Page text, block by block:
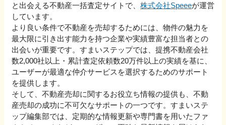
と出会える不動産一括査定サイトで、 株式会社Speeeが運営
しています。
より良い条件で不動産を売却するためには、物件の魅力を
最大限に引き出す能力を持つ企業や実績豊富な担当者との
出会いが重要です。すまいステップでは、提携不動産会社
数2,000社以上・累計査定依頼数20万件以上の実績を基に、
ユーザーが最適な仲介サービスを選択するためのサポート
を提供します。
そして、不動産売却に関するお役立ち情報の提供も、不動
産売却の成功に不可欠なサポートの一つです。すまいステ
ップ編集部では、定期的な情報更新や専門書を用いたファ